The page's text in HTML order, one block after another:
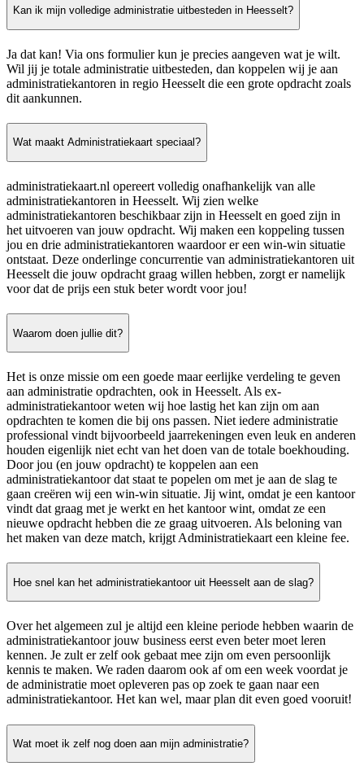
Kan ik mijn volledige administratie uitbesteden in Heesselt?
Ja dat kan! Via ons formulier kun je precies aangeven wat je wilt.
Wil jij je totale administratie uitbesteden, dan koppelen wij je aan
administratiekantoren in regio Heesselt die een grote opdracht zoals
dit aankunnen.
Wat maakt Administratiekaart speciaal?
administratiekaart.nl opereert volledig onafhankelijk van alle
administratiekantoren in Heesselt. Wij zien welke
administratiekantoren beschikbaar zijn in Heesselt en goed zijn in
het uitvoeren van jouw opdracht. Wij maken een koppeling tussen
jou en drie administratiekantoren waardoor er een win-win situatie
ontstaat. Deze onderlinge concurrentie van administratiekantoren uit
Heesselt die jouw opdracht graag willen hebben, zorgt er namelijk
voor dat de prijs een stuk beter wordt voor jou!
Waarom doen jullie dit?
Het is onze missie om een goede maar eerlijke verdeling te geven
aan administratie opdrachten, ook in Heesselt. Als ex-
administratiekantoor weten wij hoe lastig het kan zijn om aan
opdrachten te komen die bij ons passen. Niet iedere administratie
professional vindt bijvoorbeeld jaarrekeningen even leuk en anderen
houden eigenlijk niet echt van het doen van de totale boekhouding.
Door jou (en jouw opdracht) te koppelen aan een
administratiekantoor dat staat te popelen om met je aan de slag te
gaan creëren wij een win-win situatie. Jij wint, omdat je een kantoor
vindt dat graag met je werkt en het kantoor wint, omdat ze een
nieuwe opdracht hebben die ze graag uitvoeren. Als beloning van
het maken van deze match, krijgt Administratiekaart een kleine fee.
Hoe snel kan het administratiekantoor uit Heesselt aan de slag?
Over het algemeen zul je altijd een kleine periode hebben waarin de
administratiekantoor jouw business eerst even beter moet leren
kennen. Je zult er zelf ook gebaat mee zijn om even persoonlijk
kennis te maken. We raden daarom ook af om een week voordat je
de administratie moet opleveren pas op zoek te gaan naar een
administratiekantoor. Het kan wel, maar plan dit even goed vooruit!
Wat moet ik zelf nog doen aan mijn administratie?